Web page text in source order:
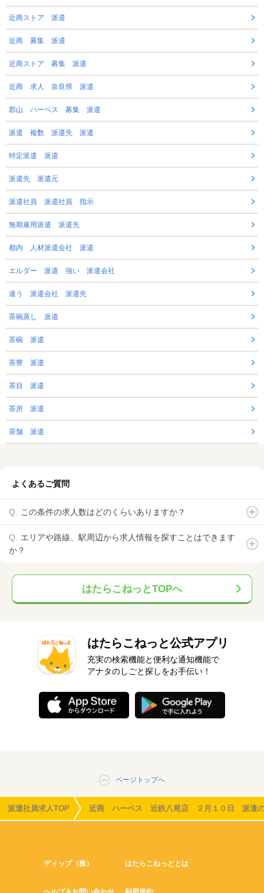
近商ストア 派遣
近商 募集 派遣
近商ストア 募集 派遣
近商 求人 奈良県 派遣
郡山 ハーベス 募集 派遣
派遣 複数 派遣先 派遣
特定派遣 派遣
派遣先 派遣元
派遣社員 派遣社員 指示
無期雇用派遣 派遣先
都内 人材派遣会社 派遣
エルダー 派遣 強い 派遣会社
違う 派遣会社 派遣先
茶碗蒸し 派遣
茶碗 派遣
茶寮 派遣
茶目 派遣
茶房 派遣
茶舗 派遣
よくあるご質問
この条件の求人数はどのくらいありますか？
エリアや路線、駅周辺から求人情報を探すことはできます
か？
はたらこねっとTOPへ
はたらこねっと公式アプリ
充実の検索機能と便利な通知機能で
アナタのしごと探しをお手伝い！
ページトップへ
派遣社員求人TOP 近商 ハーベス 近鉄八尾店 ２月１０日 派遣
ディップ（株） はたらこねっととは